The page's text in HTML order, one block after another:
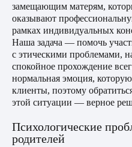
замещающим матерям,
оказывают
рамках индивидуальных
Наша задача — помочь
с этическими проблемами,
спокойное прохождение
нормальная эмоция,
клиенты, поэтому
этой ситуации — верное
Психологические
родителей